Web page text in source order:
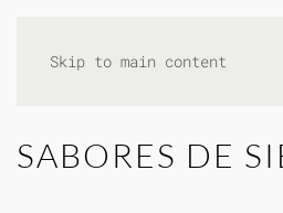
Skip to main content
SABORES DE